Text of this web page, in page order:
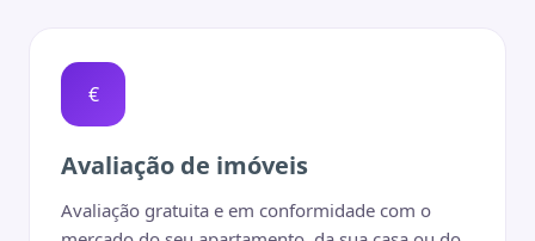
€
Avaliação de imóveis
Avaliação gratuita e em conformidade com o